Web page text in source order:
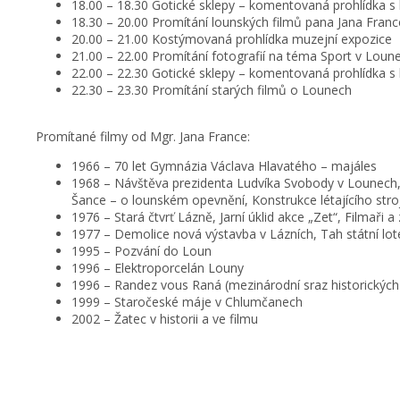
18.00 – 18.30 Gotické sklepy – komentovaná prohlídka
18.30 – 20.00 Promítání lounských filmů pana Jana
20.00 – 21.00 Kostýmovaná prohlídka muzejní expozice
21.00 – 22.00 Promítání fotografií na téma Sport v
22.00 – 22.30 Gotické sklepy – komentovaná prohlídka
22.30 – 23.30 Promítání starých filmů o Lounech
Promítané filmy od Mgr. Jana France:
1966 – 70 let Gymnázia Václava Hlavatého – majáles
1968 – Návštěva prezidenta Ludvíka Svobody v
Šance – o lounském opevnění, Konstrukce létajícího
1976 – Stará čtvrť Lázně, Jarní úklid akce „Zet“, Filmaři
1977 – Demolice nová výstavba v Lázních, Tah státní
1995 – Pozvání do Loun
1996 – Elektroporcelán Louny
1996 – Randez vous Raná (mezinárodní sraz
1999 – Staročeské máje v Chlumčanech
2002 – Žatec v historii a ve filmu